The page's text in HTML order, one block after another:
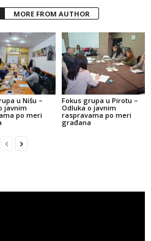
MORE FROM AUTHOR
u Nišu –
javnim
po meri
Fokus grupa u Pirotu –
Odluka o javnim
raspravama po meri
građana